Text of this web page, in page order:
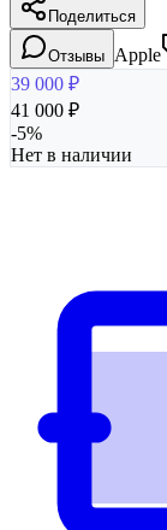
Поделиться
Отзывы Apple
39 000 ₽
41 000 ₽
-5%
Нет в наличии